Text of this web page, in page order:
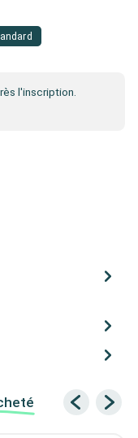
l'inscription.